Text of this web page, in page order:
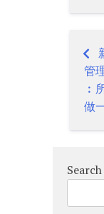
管
︰
做
Search